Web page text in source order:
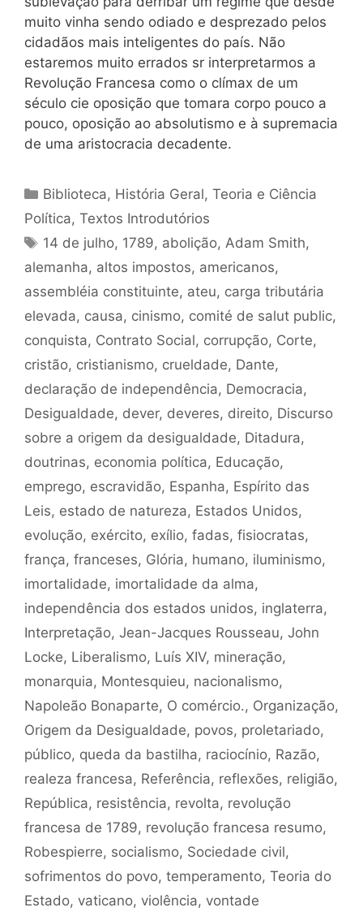
muito vinha sendo odiado e desprezado pelos
cidadãos mais inteligentes do país. Não
estaremos muito errados sr interpretarmos a
Revolução Francesa como o clímax de um
século cie oposição que tomara corpo pouco a
pouco, oposição ao absolutismo e à supremacia
de uma aristocracia decadente.
Categorias
Biblioteca, História Geral,Teoria e Ciência
Política, Textos Introdutórios
Tags
14 de julho, 1789, abolição,Adam Smith,
alemanha, altos impostos, americanos,
assembléia constituinte, ateu, carga tributária
elevada, causa, cinismo, comité de salut public,
conquista, Contrato Social, corrupção, Corte,
cristão, cristianismo, crueldade, Dante,
declaração de independência, Democracia,
Desigualdade, dever, deveres, direito, Discurso
sobre a origem da desigualdade, Ditadura,
doutrinas, economia política, Educação,
emprego, escravidão, Espanha, Espírito das
Leis, estado de natureza, Estados Unidos,
evolução, exército, exílio, fadas, fisiocratas,
frança, franceses, Glória, humano, iluminismo,
imortalidade, imortalidade da alma,
independência dos estados unidos, inglaterra,
Interpretação, Jean-Jacques Rousseau, John
Locke, Liberalismo, Luís XIV, mineração,
monarquia, Montesquieu, nacionalismo,
Napoleão Bonaparte, O comércio., Organização,
Origem da Desigualdade, povos, proletariado,
público, queda da bastilha, raciocínio, Razão,
realeza francesa, Referência, reflexões, religião,
República, resistência, revolta, revolução
francesa de 1789, revolução francesa resumo,
Robespierre, socialismo, Sociedade civil,
sofrimentos do povo, temperamento, Teoria do
Estado, vaticano, violência, vontade